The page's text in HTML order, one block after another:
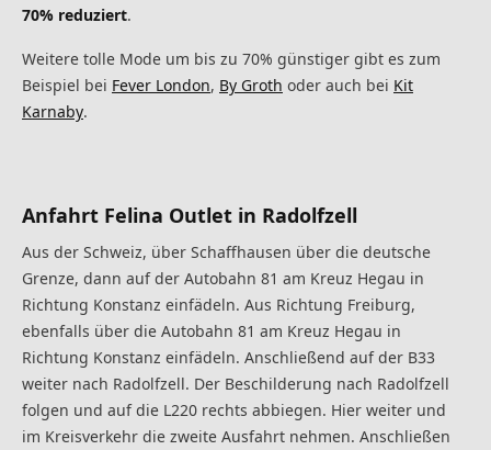
70% reduziert.
Weitere tolle Mode um bis zu 70% günstiger gibt es zum
Beispiel bei Fever London, By Groth oder auch bei Kit
Karnaby.
Anfahrt Felina Outlet in Radolfzell
Aus der Schweiz, über Schaffhausen über die deutsche
Grenze, dann auf der Autobahn 81 am Kreuz Hegau in
Richtung Konstanz einfädeln. Aus Richtung Freiburg,
ebenfalls über die Autobahn 81 am Kreuz Hegau in
Richtung Konstanz einfädeln. Anschließend auf der B33
weiter nach Radolfzell. Der Beschilderung nach Radolfzell
folgen und auf die L220 rechts abbiegen. Hier weiter und
im Kreisverkehr die zweite Ausfahrt nehmen. Anschließen